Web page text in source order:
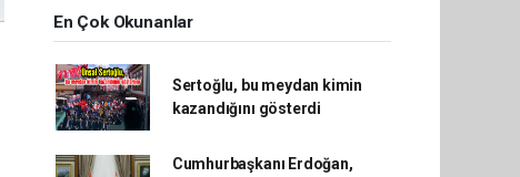
En Çok Okunanlar
Sertoğlu, bu meydan kimin
kazandığını gösterdi
Cumhurbaşkanı Erdoğan,